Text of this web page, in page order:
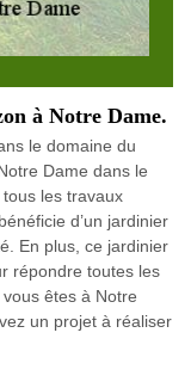
à Notre Dame.
le domaine du
Dame dans le
les travaux
d’un jardinier
En plus, ce jardinier
répondre toutes les
êtes à Notre
un projet à réaliser